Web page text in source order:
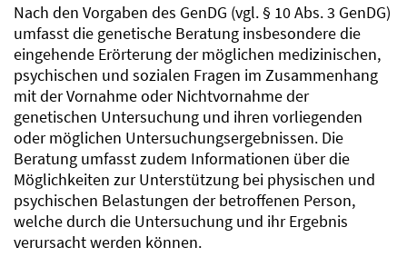
Nach den Vorgaben des GenDG (vgl. § 10 Abs. 3 GenDG)
umfasst die genetische Beratung insbesondere die
eingehende Erörterung der möglichen medizinischen,
psychischen und sozialen Fragen im Zusammenhang
mit der Vornahme oder Nichtvornahme der
genetischen Untersuchung und ihren vorliegenden
oder möglichen Untersuchungsergebnissen. Die
Beratung umfasst zudem Informationen über die
Möglichkeiten zur Unterstützung bei physischen und
psychischen Belastungen der betroffenen Person,
welche durch die Untersuchung und ihr Ergebnis
verursacht werden können.